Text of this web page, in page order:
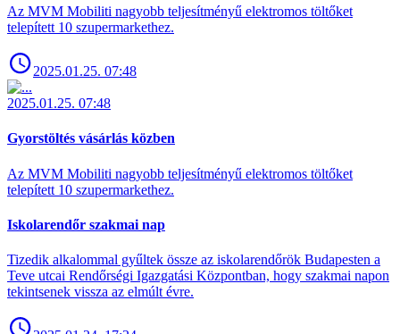
Az MVM Mobiliti nagyobb teljesítményű elektromos töltőket
telepített 10 szupermarkethez.
2025.01.25. 07:48
2025.01.25. 07:48
Gyorstöltés vásárlás közben
Az MVM Mobiliti nagyobb teljesítményű elektromos töltőket
telepített 10 szupermarkethez.
Iskolarendőr szakmai nap
Tizedik alkalommal gyűltek össze az iskolarendőrök Budapesten a
Teve utcai Rendőrségi Igazgatási Központban, hogy szakmai napon
tekintsenek vissza az elmúlt évre.